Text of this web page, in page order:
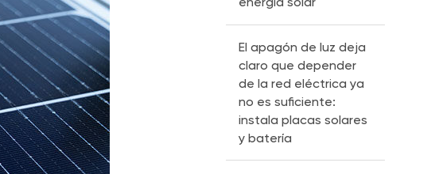
El apagón de luz deja
claro que depender
de la red eléctrica ya
no es suficiente:
instala placas solares
y batería